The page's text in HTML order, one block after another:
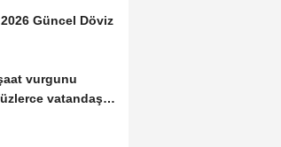
Güncel Döviz
vurgunu
vatandaş